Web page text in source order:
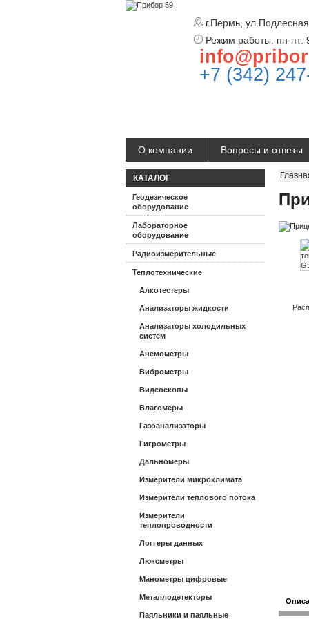
г.Пермь,
Режим работы: пн-пт:
+7 (342)
О компании Вопросы и ответы
КАТАЛОГ
Геодезическое
оборудование
Лабораторное
оборудование
Радиоизмерительные
Теплотехнические
Алкотестеры
Анализаторы жидкости
Анализаторы холодильных
систем
Анемометры
Виброметры
Видеоскопы
Влагомеры
Газоанализаторы
Гигрометры
Дальномеры
Измерители микроклимата
Измерители теплового потока
Измерители
теплопроводности
Логгеры данных
Люксметры
Манометры цифровые
Металлодетекторы
Паяльники и паяльные